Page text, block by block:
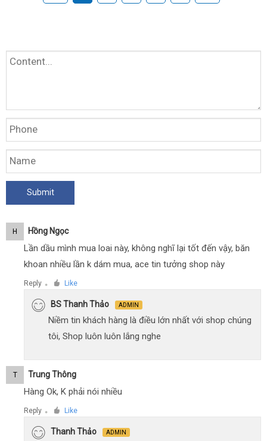
H Hồng Ngọc
Lần dầu mình mua loai này, không nghĩ lại tốt đến vậy, băn
khoan nhiều lần k dám mua, ace tin tưởng shop này
Reply ● Like
BS Thanh Thảo ADMIN
Niềm tin khách hàng là điều lớn nhất với shop chúng
tôi, Shop luôn luôn lắng nghe
T Trung Thông
Hàng Ok, K phải nói nhiều
Reply ● Like
Thanh Thảo ADMIN